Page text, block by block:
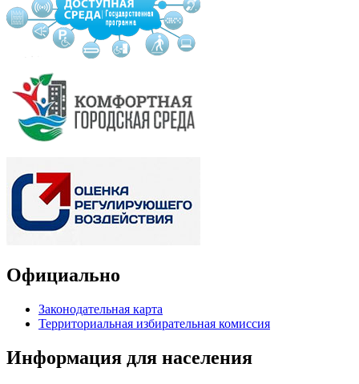
Официально
Законодательная карта
Территориальная избирательная комиссия
Информация для населения